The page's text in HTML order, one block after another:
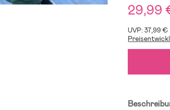
29,99
UVP: 37,99 €